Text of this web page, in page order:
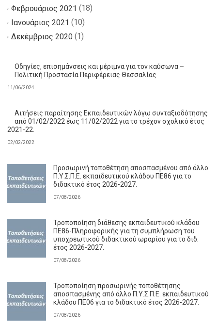
Φεβρουάριος 2021 (18)
Ιανουάριος 2021 (10)
Δεκέμβριος 2020 (1)
Οδηγίες, επισημάνσεις και μέριμνα για τον καύσωνα –
Πολιτική Προστασία Περιφέρειας Θεσσαλίας
11/06/2024
Αιτήσεις παραίτησης Εκπαιδευτικών λόγω συνταξιοδότησης
από 01/02/2022 έως 11/02/2022 για το τρέχον σχολικό έτος
2021-22.
02/02/2022
Προσωρινή τοποθέτηση αποσπασμένου από άλλο
Π.Υ.Σ.Π.Ε. εκπαιδευτικού κλάδου ΠΕ86 για το
διδακτικό έτος 2026-2027.
07/08/2026
Τροποποίηση διάθεσης εκπαιδευτικού κλάδου
ΠΕ86-Πληροφορικής για τη συμπλήρωση του
υποχρεωτικού διδακτικού ωραρίου για το διδ.
έτος 2026-2027.
07/08/2026
Τροποποίηση προσωρινής τοποθέτησης
αποσπασμένης από άλλο Π.Υ.Σ.Π.Ε. εκπαιδευτικού
κλάδου ΠΕ06 για το διδακτικό έτος 2026-2027.
07/08/2026